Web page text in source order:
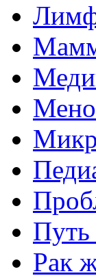
Путь
Рак